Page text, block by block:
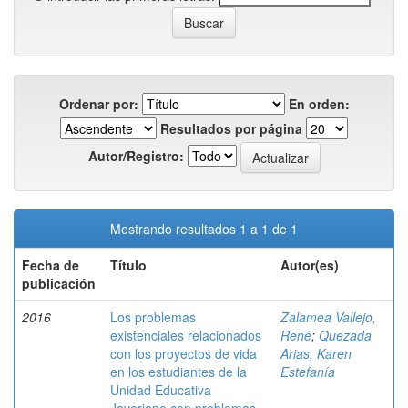
Ordenar por:
En orden:
Resultados por página
Autor/Registro:
Mostrando resultados 1 a 1 de 1
Fecha de
publicación
Título Autor(es)
2016
Los problemas
existenciales relacionados
con los proyectos de vida
en los estudiantes de la
Unidad Educativa
Zalamea Vallejo,
René; Quezada
Arias, Karen
Estefanía